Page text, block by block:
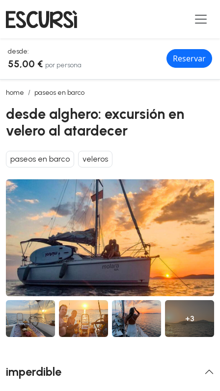
desde:
55,00 € por persona
Reservar
home paseos en barco
desde alghero: excursión en velero al atardecer
desde alghero: excursión en
velero al atardecer
paseos en barco veleros
+3
imperdible